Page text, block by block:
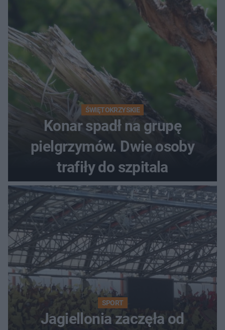
ŚWIĘTOKRZYSKIE
Konar spadł na grupę
pielgrzymów. Dwie osoby
trafiły do szpitala
SPORT
Jagiellonia zaczęła od